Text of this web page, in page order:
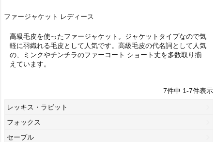
ファージャケット レディース
高級毛皮を使ったファージャケット。ジャケットタイプなので気
軽に羽織れる毛皮として人気です。高級毛皮の代名詞として人気
の、ミンクやチンチラのファーコート ショート丈を多数取り揃
えています。
7件中 1-7件表示
レッキス・ラビット
フォックス
セーブル